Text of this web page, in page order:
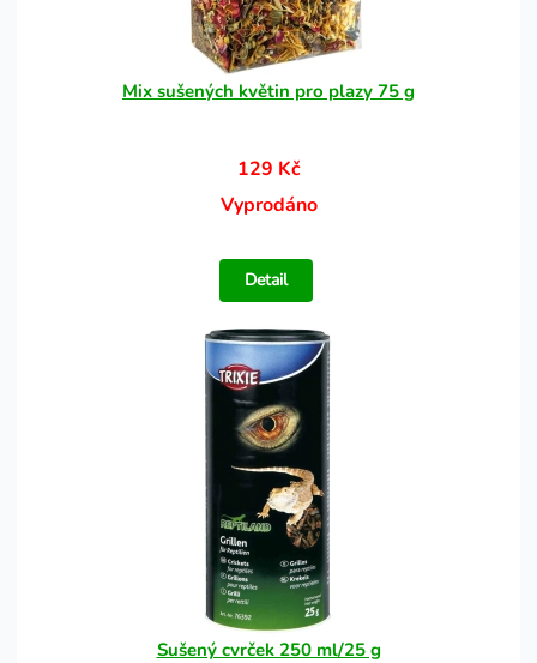
Mix sušených květin pro plazy 75 g
129 Kč
Vyprodáno
Detail
Sušený cvrček 250 ml/25 g